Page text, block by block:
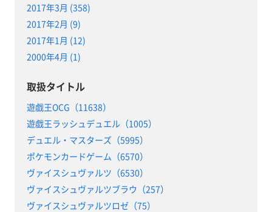
2017年3月 (358)
2017年2月 (9)
2017年1月 (12)
2000年4月 (1)
取扱タイトル
遊戯王OCG（11638）
遊戯王ラッシュデュエル（1005）
デュエル・マスターズ（5995）
ポケモンカードゲーム（6570）
ヴァイスシュヴァルツ（6530）
ヴァイスシュヴァルツブラウ（257）
ヴァイスシュヴァルツロゼ（75）